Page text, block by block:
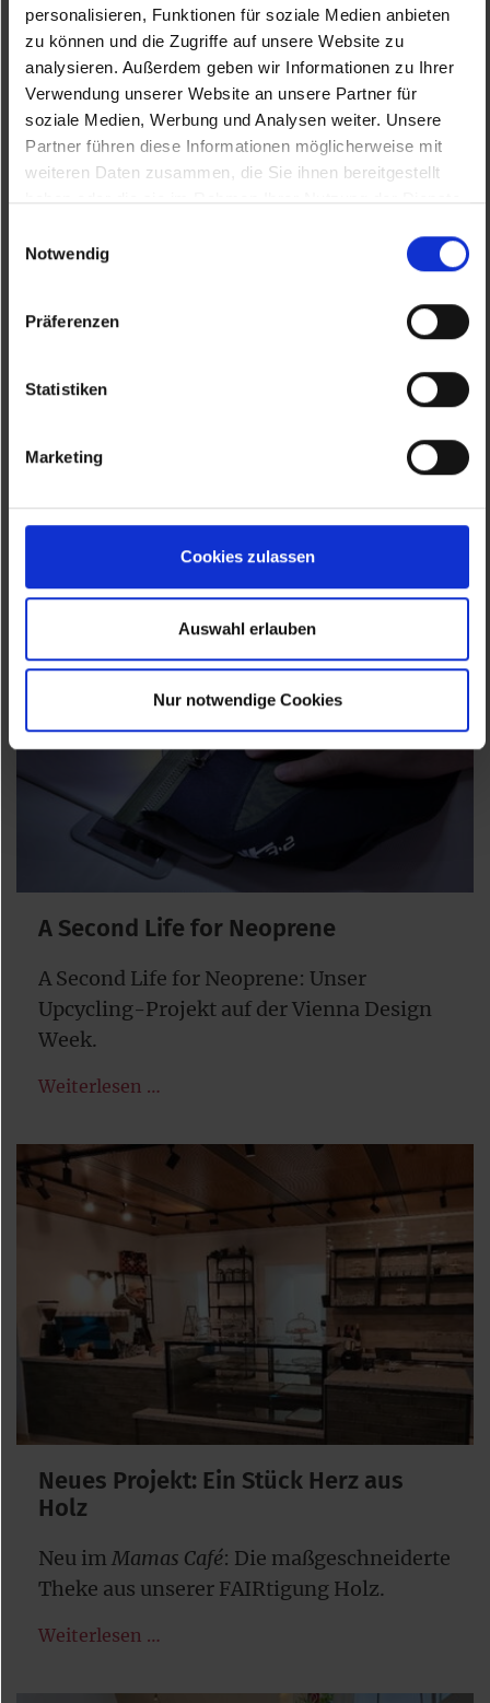
personalisieren, Funktionen für soziale Medien anbieten
zu können und die Zugriffe auf unsere Website zu
analysieren. Außerdem geben wir Informationen zu Ihrer
Verwendung unserer Website an unsere Partner für
soziale Medien, Werbung und Analysen weiter. Unsere
Partner führen diese Informationen möglicherweise mit
weiteren Daten zusammen, die Sie ihnen bereitgestellt
haben oder die sie im Rahmen Ihrer Nutzung der Dienste
Notwendig
Präferenzen
Statistiken
Marketing
Cookies zulassen
Auswahl erlauben
Nur notwendige Cookies
Weiterlesen …
Handwerk trifft Nachhaltigkeit: Unsere
A Second Life for Neoprene
A Second Life for Neoprene: Unser
Upcycling-Projekt auf der Vienna Design
Week.
Weiterlesen …
Neues Projekt: Ein Stück Herz aus
Holz
Neu im Mamas Café: Die maßgeschneiderte
Theke aus unserer FAIRtigung Holz.
Weiterlesen …